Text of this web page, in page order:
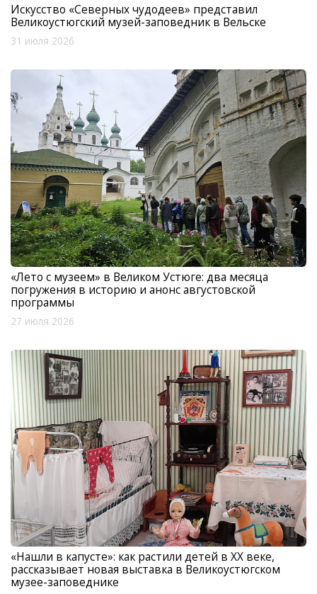
Искусство «Северных чудодеев» представил
Великоустюгский музей-заповедник в Вельске
31 июля 2026
«Лето с музеем» в Великом Устюге: два месяца
погружения в историю и анонс августовской
программы
27 июля 2026
«Нашли в капусте»: как растили детей в XX веке,
рассказывает новая выставка в Великоустюгском
музее-заповеднике